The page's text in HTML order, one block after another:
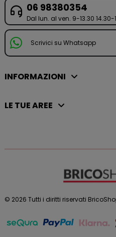
06 98380354
Dal lun. al ven. 9-13.30 14.30-
Scrivici su Whatsapp
INFORMAZIONI
LE TUE AREE
© 2026 Tutti i diritti riservati